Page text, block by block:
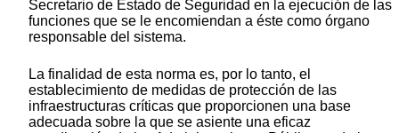
Secretario de Estado de Seguridad en la ejecución de las
funciones que se le encomiendan a éste como órgano
responsable del sistema.
La finalidad de esta norma es, por lo tanto, el
establecimiento de medidas de protección de las
infraestructuras críticas que proporcionen una base
adecuada sobre la que se asiente una eficaz